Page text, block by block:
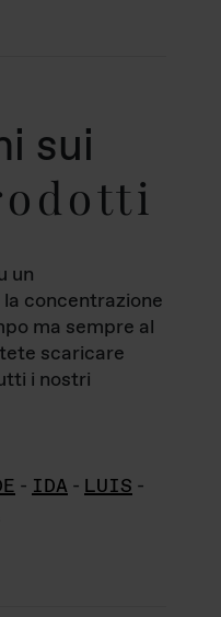
sui
un
concentrazione
ma sempre al
scaricare
i nostri
- IDA - LUIS -